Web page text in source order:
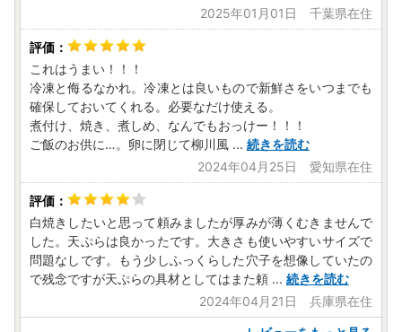
2025年01月01日 千葉県在住
これはうまい！！！
冷凍と侮るなかれ。冷凍とは良いもので新鮮さをいつまでも
確保しておいてくれる。必要なだけ使える。
煮付け、焼き、煮しめ、なんでもおっけー！！！
ご飯のお供に…。卵に閉じて柳川風 ... 続きを読む
2024年04月25日 愛知県在住
白焼きしたいと思って頼みましたが厚みが薄くむきませんで
した。天ぷらは良かったです。大きさも使いやすいサイズで
問題なしです。もう少しふっくらした穴子を想像していたの
で残念ですが天ぷらの具材としてはまた頼 ... 続きを読む
2024年04月21日 兵庫県在住